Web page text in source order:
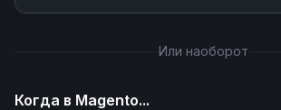
Или наоборот
Когда в Magento...